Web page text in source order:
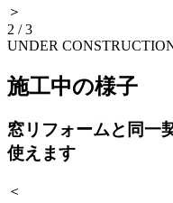
＞
2 /3
UNDER
施工中の様子
窓リフォームと同一
使えます
＜